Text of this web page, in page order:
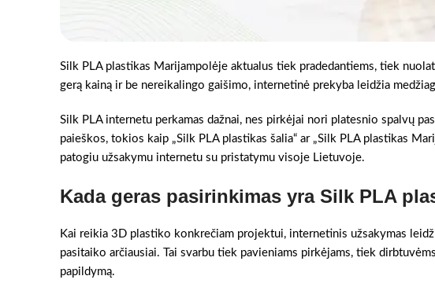
Silk PLA plastikas Marijampolėje aktualus tiek pradedantiems, tiek
gerą kainą ir be nereikalingo gaišimo, internetinė prekyba leidžia
Silk PLA internetu perkamas dažnai, nes pirkėjai nori platesnio spalvų
paieškos, tokios kaip „Silk PLA plastikas šalia“ ar „Silk PLA plastikas
patogiu užsakymu internetu su pristatymu visoje Lietuvoje.
Kada geras pasirinkimas yra Silk PLA
Kai reikia 3D plastiko konkrečiam projektui, internetinis užsakymas
pasitaiko arčiausiai. Tai svarbu tiek pavieniams pirkėjams, tiek
papildymą.